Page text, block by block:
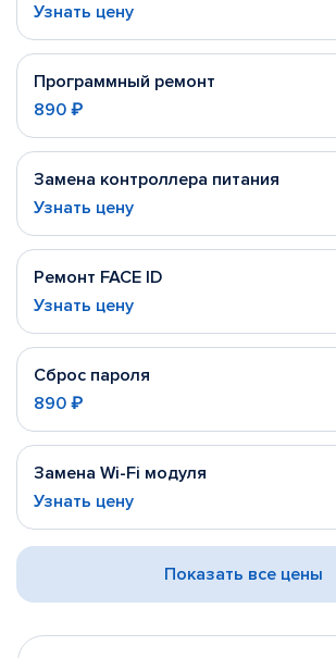
Узнать цену
Программный ремонт
890 ₽
Замена контроллера питания
Узнать цену
Ремонт FACE ID
Узнать цену
Сброс пароля
890 ₽
Замена Wi-Fi модуля
Узнать цену
Показать все цены